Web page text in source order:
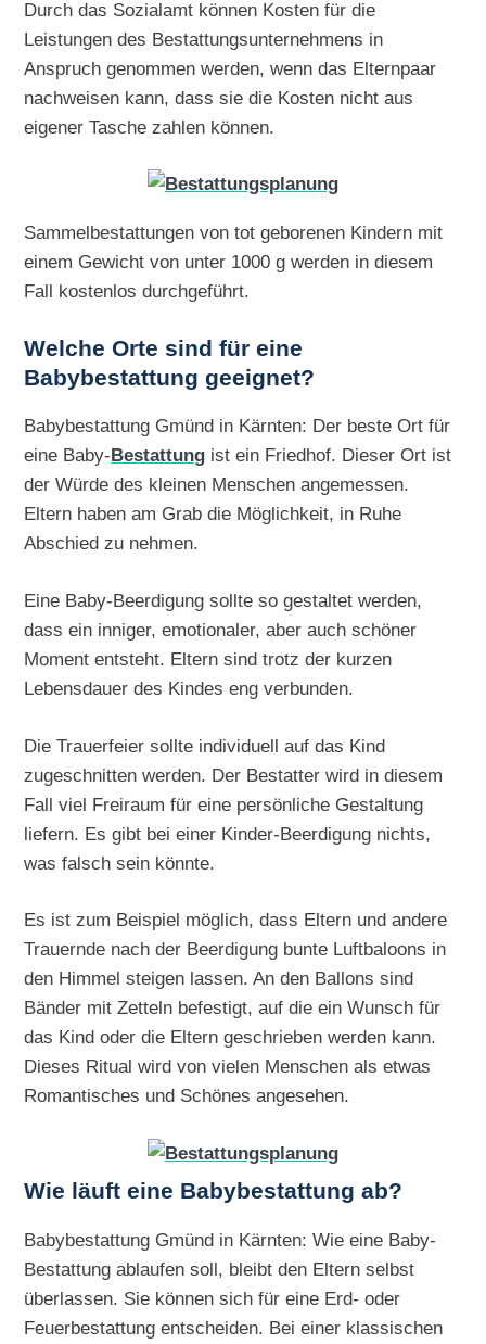
Durch das Sozialamt können Kosten für die
Leistungen des Bestattungsunternehmens in
Anspruch genommen werden, wenn das Elternpaar
nachweisen kann, dass sie die Kosten nicht aus
eigener Tasche zahlen können.
Sammelbestattungen von tot geborenen Kindern mit
einem Gewicht von unter 1000 g werden in diesem
Fall kostenlos durchgeführt.
Welche Orte sind für eine
Babybestattung geeignet?
Babybestattung Gmünd in Kärnten: Der beste Ort für
eine Baby-Bestattung ist ein Friedhof. Dieser Ort ist
der Würde des kleinen Menschen angemessen.
Eltern haben am Grab die Möglichkeit, in Ruhe
Abschied zu nehmen.
Eine Baby-Beerdigung sollte so gestaltet werden,
dass ein inniger, emotionaler, aber auch schöner
Moment entsteht. Eltern sind trotz der kurzen
Lebensdauer des Kindes eng verbunden.
Die Trauerfeier sollte individuell auf das Kind
zugeschnitten werden. Der Bestatter wird in diesem
Fall viel Freiraum für eine persönliche Gestaltung
liefern. Es gibt bei einer Kinder-Beerdigung nichts,
was falsch sein könnte.
Es ist zum Beispiel möglich, dass Eltern und andere
Trauernde nach der Beerdigung bunte Luftbaloons in
den Himmel steigen lassen. An den Ballons sind
Bänder mit Zetteln befestigt, auf die ein Wunsch für
das Kind oder die Eltern geschrieben werden kann.
Dieses Ritual wird von vielen Menschen als etwas
Romantisches und Schönes angesehen.
Wie läuft eine Babybestattung ab?
Babybestattung Gmünd in Kärnten: Wie eine Baby-
Bestattung ablaufen soll, bleibt den Eltern selbst
überlassen. Sie können sich für eine Erd- oder
Feuerbestattung entscheiden. Bei einer klassischen